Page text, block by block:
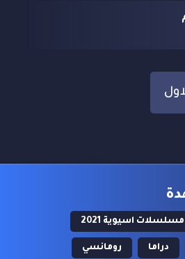
مسلسلات اسيوية 2021
دراما رومانسي